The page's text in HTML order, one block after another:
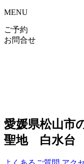
MENU
ご予約
お問合せ
愛媛県松山市
聖地 白水台